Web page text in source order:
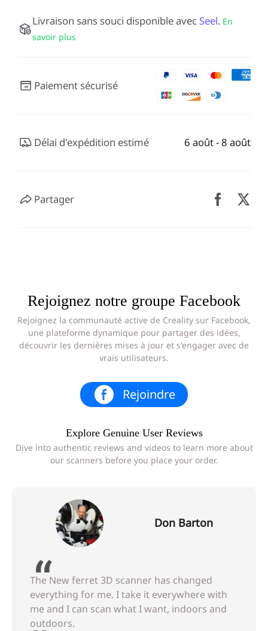
Livraison sans souci disponible avec Seel. En
savoir plus
Paiement sécurisé
Délai d'expédition estimé 6 août - 8 août
Partager
Rejoignez notre groupe Facebook
Rejoignez la communauté active de Creality sur Facebook,
une plateforme dynamique pour partager des idées,
découvrir les dernières mises à jour et s'engager avec de
vrais utilisateurs.
Rejoindre
Explore Genuine User Reviews
Dive into authentic reviews and videos to learn more about
our scanners before you place your order.
Don Barton
The New ferret 3D scanner has changed
everything for me. I take it everywhere with
me and I can scan what I want, indoors and
outdoors.